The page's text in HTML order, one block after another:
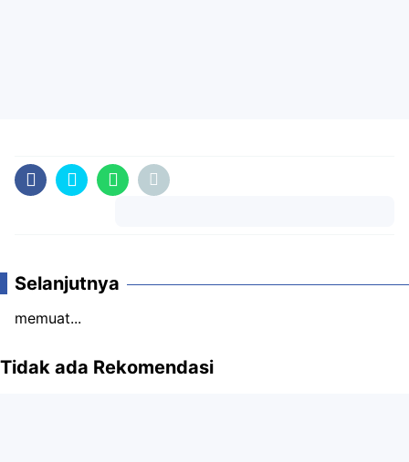
Selanjutnya
memuat...
Tidak ada Rekomendasi